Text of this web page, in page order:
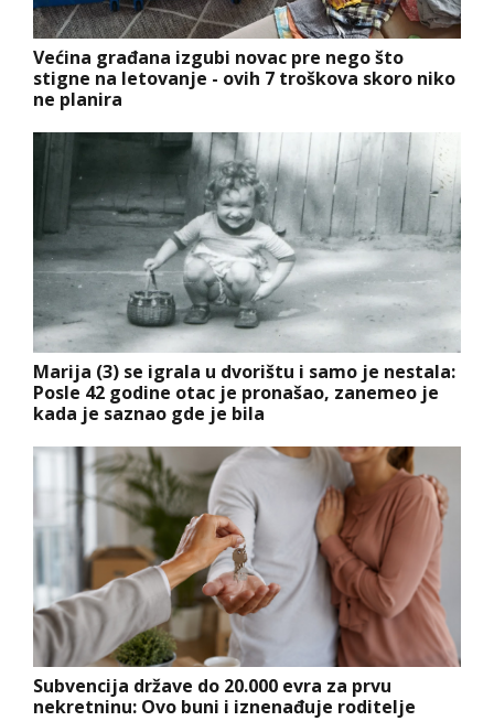
Većina građana izgubi novac pre nego što
stigne na letovanje - ovih 7 troškova skoro niko
ne planira
Marija (3) se igrala u dvorištu i samo je nestala:
Posle 42 godine otac je pronašao, zanemeo je
kada je saznao gde je bila
Subvencija države do 20.000 evra za prvu
nekretninu: Ovo buni i iznenađuje roditelje